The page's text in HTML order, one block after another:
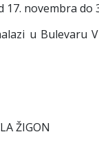
17. novembra do
u Bulevaru
ŽIGON